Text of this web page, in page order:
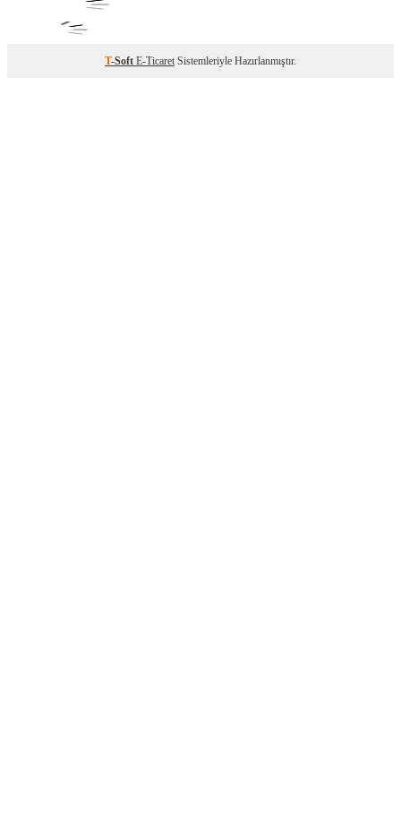
T-Soft E-Ticaret Sistemleriyle Hazırlanmıştır.